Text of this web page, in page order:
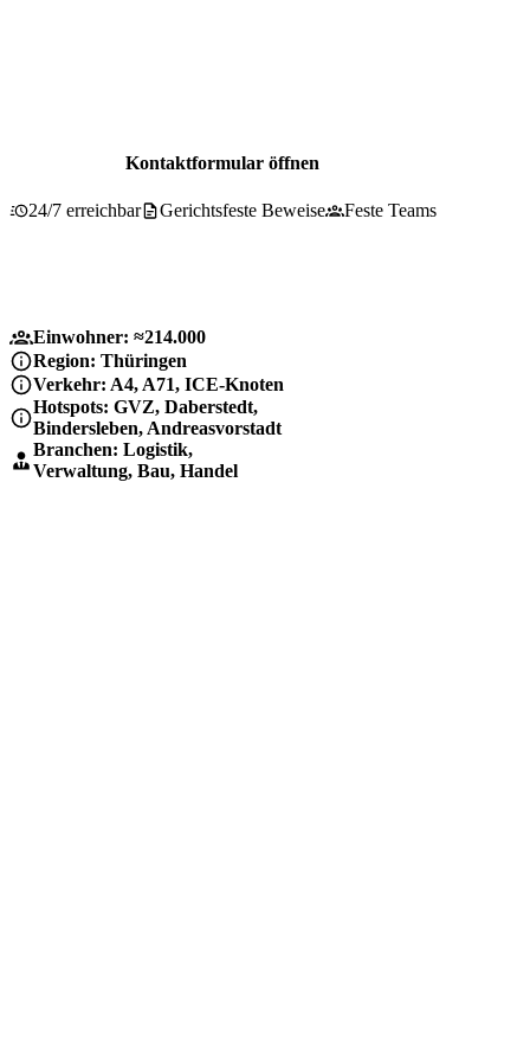
Kontaktformular öffnen
24/7 erreichbar Gerichtsfeste Beweise Feste Teams
Einwohner: ≈214.000
Region: Thüringen
Verkehr: A4, A71, ICE-Knoten
Hotspots: GVZ, Daberstedt,
Bindersleben, Andreasvorstadt
Branchen: Logistik,
Verwaltung, Bau, Handel